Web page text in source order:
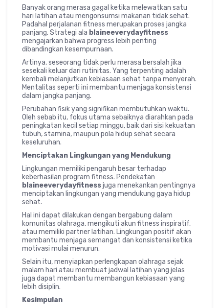
Banyak orang merasa gagal ketika melewatkan satu
hari latihan atau mengonsumsi makanan tidak sehat.
Padahal perjalanan fitness merupakan proses jangka
panjang. Strategi ala blaineeverydayfitness
mengajarkan bahwa progress lebih penting
dibandingkan kesempurnaan.
Artinya, seseorang tidak perlu merasa bersalah jika
sesekali keluar dari rutinitas. Yang terpenting adalah
kembali melanjutkan kebiasaan sehat tanpa menyerah.
Mentalitas seperti ini membantu menjaga konsistensi
dalam jangka panjang.
Perubahan fisik yang signifikan membutuhkan waktu.
Oleh sebab itu, fokus utama sebaiknya diarahkan pada
peningkatan kecil setiap minggu, baik dari sisi kekuatan
tubuh, stamina, maupun pola hidup sehat secara
keseluruhan.
Menciptakan Lingkungan yang Mendukung
Lingkungan memiliki pengaruh besar terhadap
keberhasilan program fitness. Pendekatan
blaineeverydayfitnessjuga menekankan pentingnya
menciptakan lingkungan yang mendukung gaya hidup
sehat.
Hal ini dapat dilakukan dengan bergabung dalam
komunitas olahraga, mengikuti akun fitness inspiratif,
atau memiliki partner latihan. Lingkungan positif akan
membantu menjaga semangat dan konsistensi ketika
motivasi mulai menurun.
Selain itu, menyiapkan perlengkapan olahraga sejak
malam hari atau membuat jadwal latihan yang jelas
juga dapat membantu membangun kebiasaan yang
lebih disiplin.
Kesimpulan